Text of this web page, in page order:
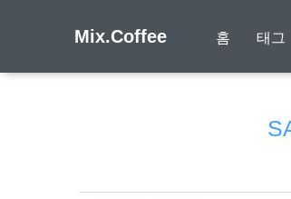
Mix.Coffee 홈 태그